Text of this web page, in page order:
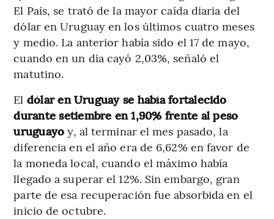
El País, se trató de la mayor caída diaria del
dólar en Uruguay en los últimos cuatro meses
y medio. La anterior había sido el 17 de mayo,
cuando en un día cayó 2,03%, señaló el
matutino.
El dólar en Uruguay se había fortalecido
durante setiembre en 1,90% frente al peso
uruguayo y, al terminar el mes pasado, la
diferencia en el año era de 6,62% en favor de
la moneda local, cuando el máximo había
llegado a superar el 12%. Sin embargo, gran
parte de esa recuperación fue absorbida en el
inicio de octubre.